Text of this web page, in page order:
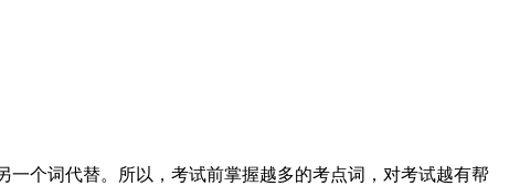
个词代替。所以，考试前掌握越多的考点词，对考试越有帮